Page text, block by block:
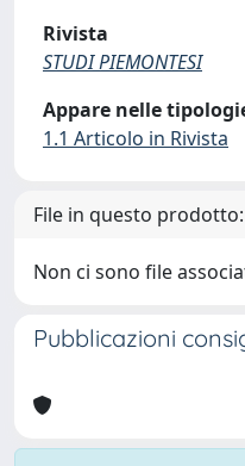
Rivista
STUDI PIEMONTESI
Appare nelle
1.1 Articolo in Rivista
File in questo prodotto:
Non ci sono file
Pubblicazioni